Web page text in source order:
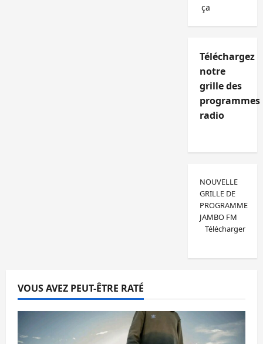
ça
Téléchargez
notre
grille des
programmes
radio
NOUVELLE
GRILLE DE
PROGRAMME
JAMBO FM
Télécharger
VOUS AVEZ PEUT-ÊTRE RATÉ